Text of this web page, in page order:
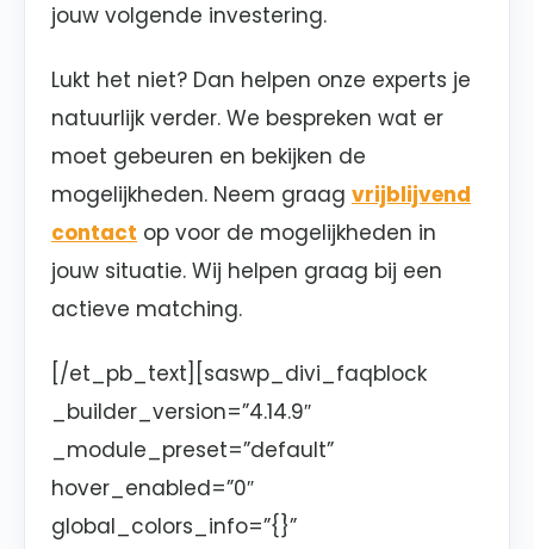
jouw volgende investering.
Lukt het niet? Dan helpen onze experts je
natuurlijk verder. We bespreken wat er
moet gebeuren en bekijken de
mogelijkheden. Neem graag vrijblijvend
contact op voor de mogelijkheden in
jouw situatie. Wij helpen graag bij een
actieve matching.
[/et_pb_text][saswp_divi_faqblock
_builder_version=”4.14.9″
_module_preset=”default”
hover_enabled=”0″
global_colors_info=”{}”